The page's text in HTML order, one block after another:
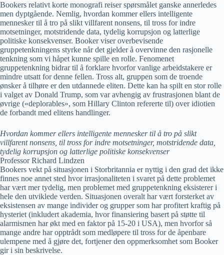
Bookers relativt korte monografi reiser spørsmålet ganske annerledes
men dyptgående. Nemlig, hvordan kommer ellers intelligente
mennesker til å tro på slikt villfarent nonsens, til tross for indre
motsetninger, motstridende data, tydelig korrupsjon og latterlige
politiske konsekvenser. Booker viser overbevisende
gruppetenkningens styrke når det gjelder å overvinne den rasjonelle
tenkning som vi håpet kunne spille en rolle. Fenomenet
gruppetenkning bidrar til å forklare hvorfor vanlige arbeidstakere er
mindre utsatt for denne fellen. Tross alt, gruppen som de troende
ønsker å tilhøre er den utdannede eliten. Dette kan ha spilt en stor rolle
i valget av Donald Trump, som var avhengig av frustrasjonen blant de
øvrige («deplorables», som Hillary Clinton refererte til) over idiotien
de forbandt med elitens handlinger.
Hvordan kommer ellers intelligente mennesker til å tro på slikt
villfarent nonsens, til tross for indre motsetninger, motstridende data,
tydelig korrupsjon og latterlige politiske konsekvenser
Professor Richard Lindzen
Bookers vekt på situasjonen i Storbritannia er nyttig i den grad det ikke
finnes noe annet sted hvor irrasjonaliteten i svaret på dette problemet
har vært mer tydelig, men problemet med gruppetenkning eksisterer i
hele den utviklede verden. Situasjonen overalt har vært forsterket av
eksistensen av mange individer og grupper som har profitert kraftig på
hysteriet (inkludert akademia, hvor finansiering basert på støtte til
alarmismen har økt med en faktor på 15-20 i USA), men hvorfor så
mange andre har opptrådt som medløpere til tross for de åpenbare
ulempene med å gjøre det, fortjener den oppmerksomhet som Booker
gir i sin beskrivelse.